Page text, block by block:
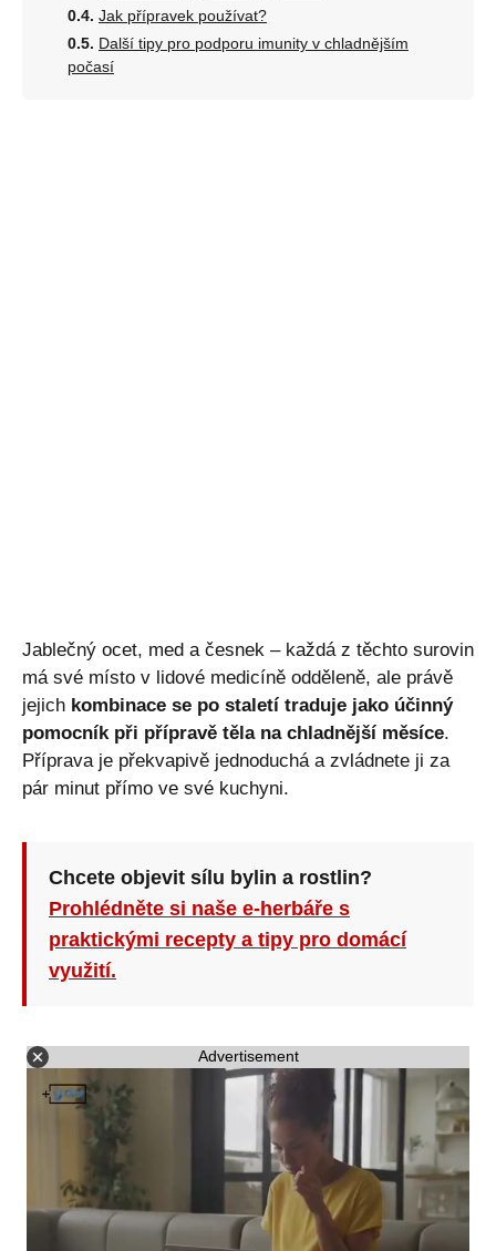
Jak přípravek používat?
Další tipy pro podporu imunity v chladnějším
počasí
Jablečný ocet, med a česnek – každá z těchto surovin
má své místo v lidové medicíně odděleně, ale právě
jejich kombinace se po staletí traduje jako účinný
pomocník při přípravě těla na chladnější měsíce.
Příprava je překvapivě jednoduchá a zvládnete ji za
pár minut přímo ve své kuchyni.
Chcete objevit sílu bylin a rostlin?
Prohlédněte si naše e-herbáře s
praktickými recepty a tipy pro domácí
využití.
Advertisement